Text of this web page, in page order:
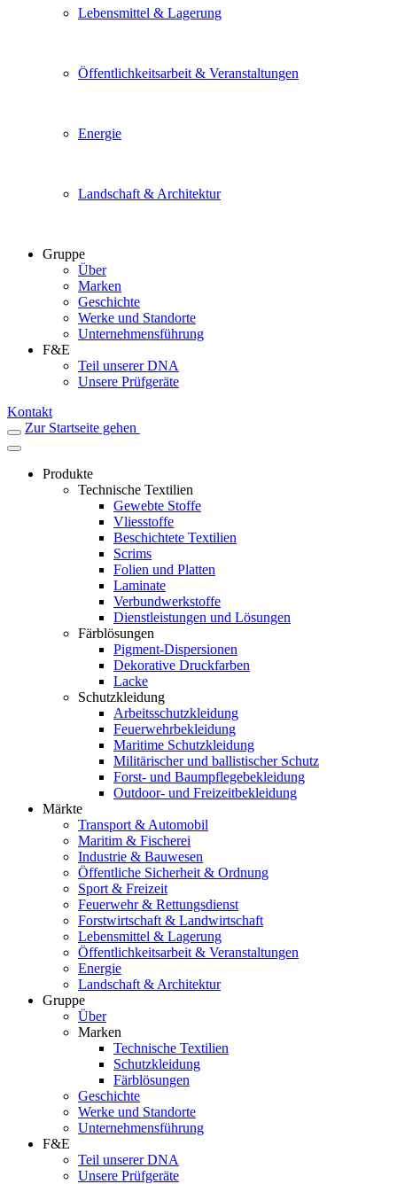
Lebensmittel & Lagerung
Öffentlichkeitsarbeit & Veranstaltungen
Energie
Landschaft & Architektur
Gruppe
Über
Marken
Geschichte
Werke und Standorte
Unternehmensführung
F&E
Teil unserer DNA
Unsere Prüfgeräte
Kontakt
Zur Startseite gehen
Produkte
Technische Textilien
Gewebte Stoffe
Vliesstoffe
Beschichtete Textilien
Scrims
Folien und Platten
Laminate
Verbundwerkstoffe
Dienstleistungen und Lösungen
Färblösungen
Pigment-Dispersionen
Dekorative Druckfarben
Lacke
Schutzkleidung
Arbeitsschutzkleidung
Feuerwehrbekleidung
Maritime Schutzkleidung
Militärischer und ballistischer Schutz
Forst- und Baumpflegebekleidung
Outdoor- und Freizeitbekleidung
Märkte
Transport & Automobil
Maritim & Fischerei
Industrie & Bauwesen
Öffentliche Sicherheit & Ordnung
Sport & Freizeit
Feuerwehr & Rettungsdienst
Forstwirtschaft & Landwirtschaft
Lebensmittel & Lagerung
Öffentlichkeitsarbeit & Veranstaltungen
Energie
Landschaft & Architektur
Gruppe
Über
Marken
Technische Textilien
Schutzkleidung
Färblösungen
Geschichte
Werke und Standorte
Unternehmensführung
F&E
Teil unserer DNA
Unsere Prüfgeräte